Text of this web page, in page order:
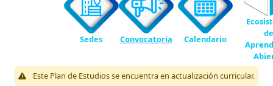
Sedes Convocatoria Calendario
de
Este Plan de Estudios se encuentra en actualización curricular.